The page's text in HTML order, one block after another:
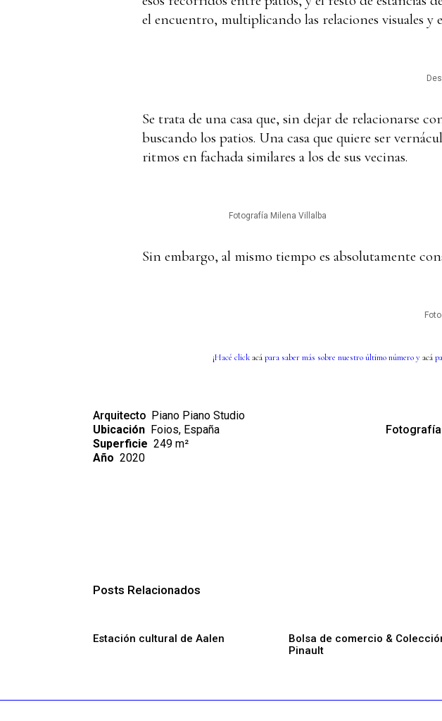
el encuentro, multiplicando las relaciones visuales y
Se trata de una casa que, sin dejar de relacionarse
buscando los patios. Una casa que quiere ser
ritmos en fachada similares a los de sus vecinas.
Fotografía Milena Villalba
Sin embargo, al mismo tiempo es absolutamente
¡Hacé clickacápara saber más sobre nuestro último número yacá
Arquitecto Piano Piano Studio
Ubicación Foios, España
Superficie 249 m²
Año 2020
Fotografía
Posts Relacionados
Estación cultural de Aalen
Bolsa de comercio &
Pinault